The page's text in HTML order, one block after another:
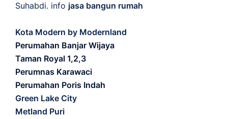
Suhabdi. info jasa bangun rumah
Kota Modern by Modernland
Perumahan Banjar Wijaya
Taman Royal 1,2,3
Perumnas Karawaci
Perumahan Poris Indah
Green Lake City
Metland Puri